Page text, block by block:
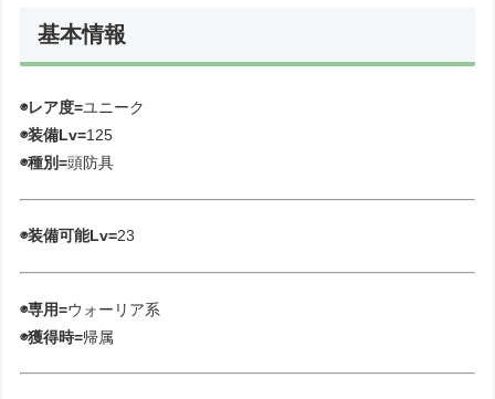
基本情報
◉レア度=ユニーク
◉装備Lv=125
◉種別=頭防具
◉装備可能Lv=23
◉専用=ウォーリア系
◉獲得時=帰属